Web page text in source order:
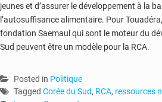
jeunes et d’assurer le développement à la
l’autosuffisance alimentaire. Pour
fondation Saemaul qui sont le moteur du
Sud peuvent être un modèle pour la RCA.
Posted in Politique
Tagged Corée du Sud, RCA, ressources